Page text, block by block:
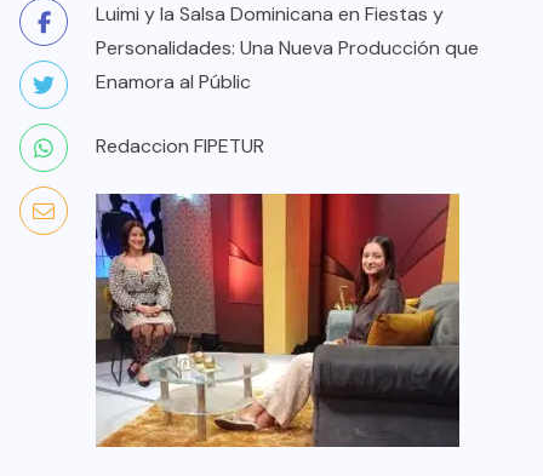
Luimi y la Salsa Dominicana en Fiestas y
Personalidades: Una Nueva Producción que
Enamora al Públic
Redaccion FIPETUR